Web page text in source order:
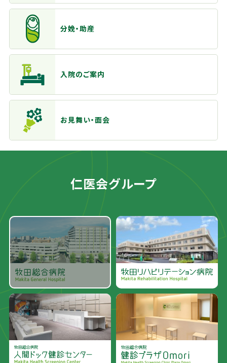
分娩・助産
入院のご案内
お見舞い・面会
仁医会グループ